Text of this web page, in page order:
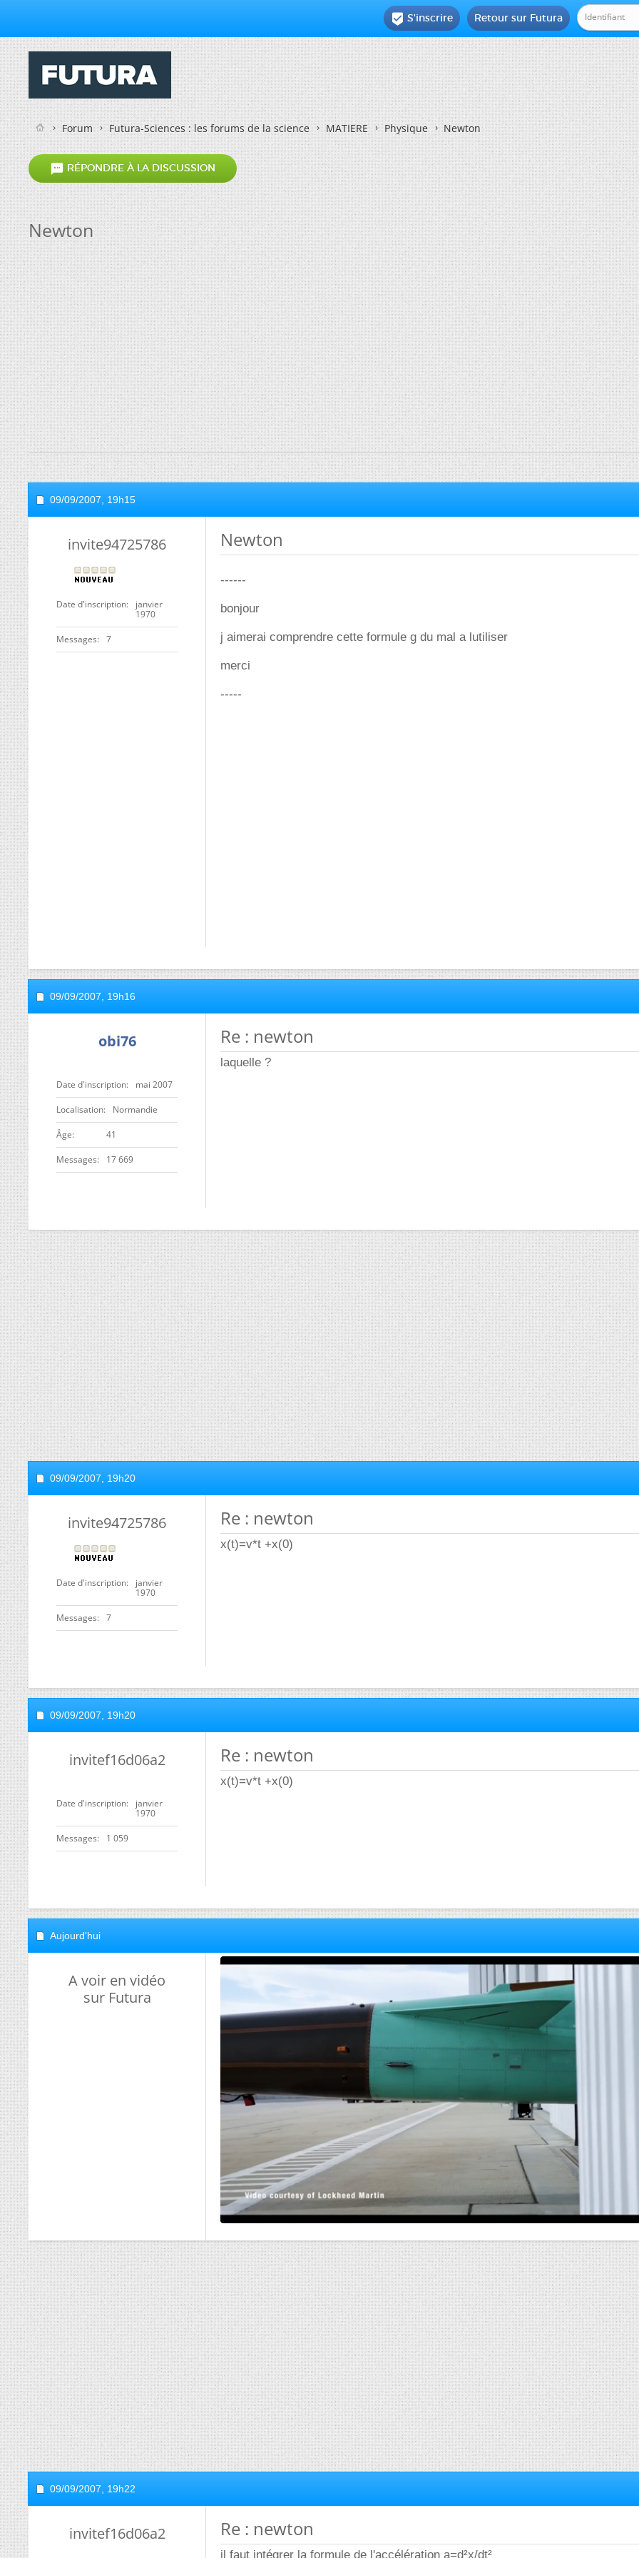
Retour sur Futura
 S'inscrire
Forum Futura-Sciences : les forums de la science MATIERE Physique Newton
 RÉPONDRE À LA DISCUSSION
Newton
09/09/2007, 19h15
invite94725786
Date d'inscription
janvier
1970
Messages 7
Newton
------
bonjour
j aimerai comprendre cette formule g du mal a lutiliser
merci
-----
09/09/2007, 19h16
obi76
Date d'inscription mai 2007
Localisation Normandie
ge 41
Messages 17 669
Re : newton
laquelle ?
09/09/2007, 19h20
invite94725786
Date d'inscription
janvier
1970
Messages 7
Re : newton
x(t)=v*t +x(0)
09/09/2007, 19h20
invitef16d06a2
Date d'inscription
janvier
1970
Messages 1 059
Re : newton
x(t)=v*t +x(0)
Aujourd'hui
A voir en vidéo
sur Futura
09/09/2007, 19h22
invitef16d06a2 Re : newton
il faut intégrer la formule de l'accélération a=d²x/dt²